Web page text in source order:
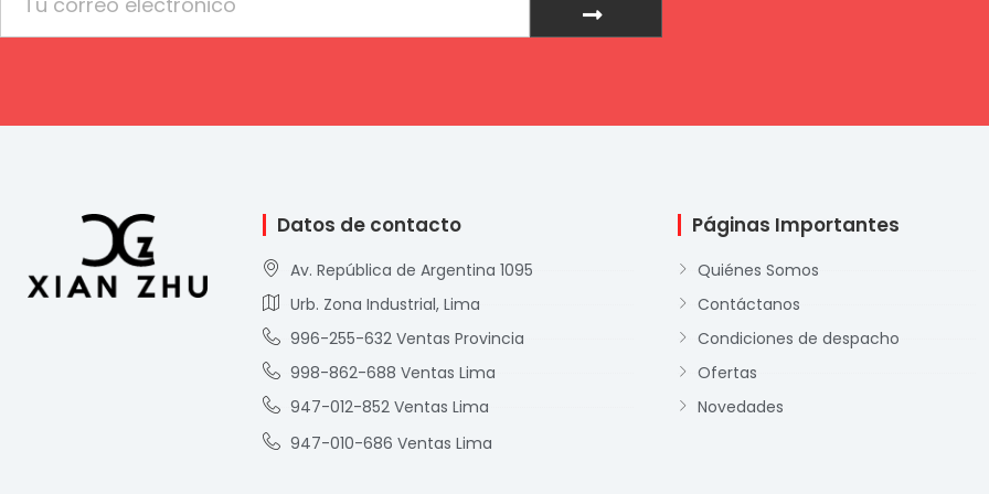
Datos de contacto
Av. República de Argentina 1095
Urb. Zona Industrial, Lima
996-255-632 Ventas Provincia
998-862-688 Ventas Lima
947-012-852 Ventas Lima
947-010-686 Ventas Lima
Páginas Importantes
Quiénes Somos
Contáctanos
Condiciones de despacho
Ofertas
Novedades